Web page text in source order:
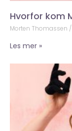
Hvorfor kom
Morten Thomassen
Les mer »